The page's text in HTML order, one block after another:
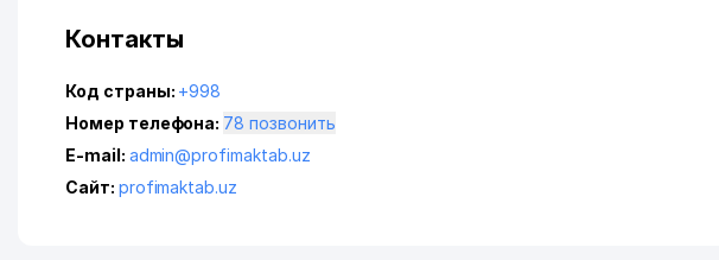
Контакты
Код страны: +998
Номер телефона:
78 позвонить
E-mail: admin@profimaktab.uz
Сайт: profimaktab.uz